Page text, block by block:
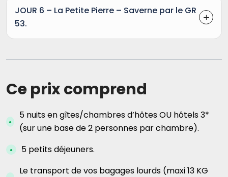
JOUR 6 – La Petite Pierre – Saverne par le GR
53.
Ce prix comprend
5 nuits en gîtes/chambres d’hôtes OU hôtels 3*
(sur une base de 2 personnes par chambre).
5 petits déjeuners.
Le transport de vos bagages lourds (maxi 13 KG